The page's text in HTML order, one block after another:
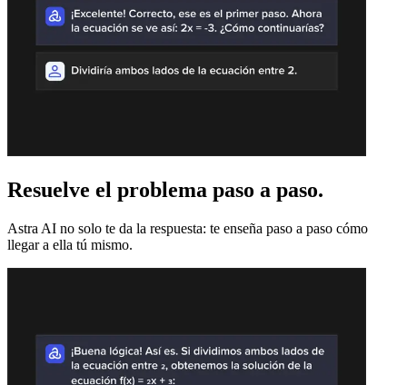
Resuelve el problema paso a paso.
Astra AI no solo te da la respuesta: te enseña paso a paso cómo
llegar a ella tú mismo.